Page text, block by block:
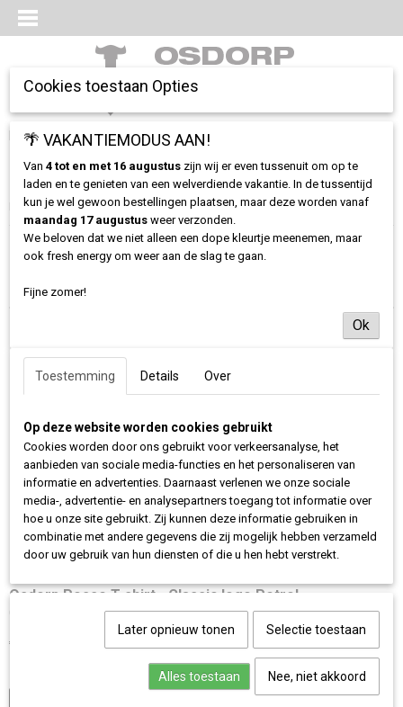
Inloggen Registreren
Home>Kleding>Classics
Sorteer op:
Osdorp Posse T-shirt - Classic logo Petrol
Osdorp Posse T-shirt - Classic logo Petrol Het OP T-shirt…
€ 29,95
Cookies toestaan Opties
🌴 VAKANTIEMODUS AAN!
Van 4 tot en met 16 augustus zijn wij er even tussenuit om op te
laden en te genieten van een welverdiende vakantie. In de tussentijd
kun je wel gewoon bestellingen plaatsen, maar deze worden vanaf
maandag 17 augustus weer verzonden.
We beloven dat we niet alleen een dope kleurtje meenemen, maar
ook fresh energy om weer aan de slag te gaan.
Fijne zomer!
Ok
Toestemming Details Over
Op deze website worden cookies gebruikt
Cookies worden door ons gebruikt voor verkeersanalyse, het
aanbieden van sociale media-functies en het personaliseren van
informatie en advertenties. Daarnaast verlenen we onze sociale
media-, advertentie- en analysepartners toegang tot informatie over
hoe u onze site gebruikt. Zij kunnen deze informatie gebruiken in
combinatie met andere gegevens die zij mogelijk hebben verzameld
door uw gebruik van hun diensten of die u hen hebt verstrekt.
Later opnieuw tonen Selectie toestaan
Alles toestaan Nee, niet akkoord